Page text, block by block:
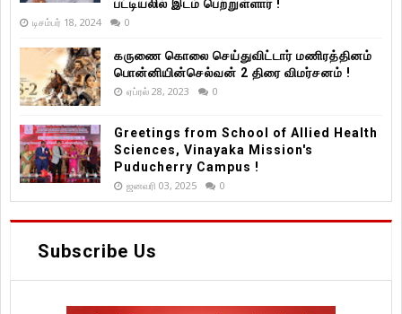
பட்டியலில் இடம் பெற்றுள்ளார் !
டிசம்பர் 18, 2024 0
கருணை கொலை செய்துவிட்டார் மணிரத்தினம்
பொன்னியின்செல்வன் 2 திரை விமர்சனம் !
ஏப்ரல் 28, 2023 0
Greetings from School of Allied Health
Sciences, Vinayaka Mission's
Puducherry Campus !
ஜனவரி 03, 2025 0
Subscribe Us